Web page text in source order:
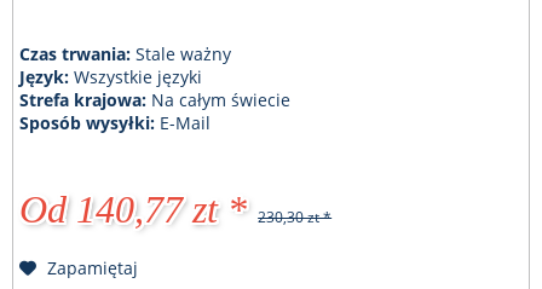
Czas trwania:Stale ważny
Język:Wszystkie języki
Strefa krajowa: Na całym świecie
Sposób wysyłki: E-Mail
Od 140,77 zt * 230,30 zt *
Zapamiętaj